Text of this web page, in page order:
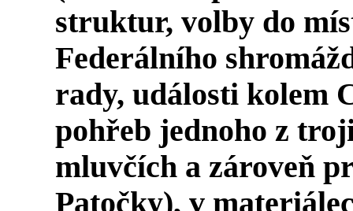
struktur, volby do
Federálního
rady, události kolem
pohřeb jednoho z
mluvčích a zároveň
Patočky), v